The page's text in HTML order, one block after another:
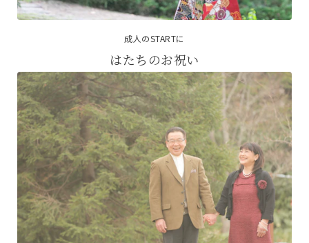
成人のSTARTに
はたちのお祝い